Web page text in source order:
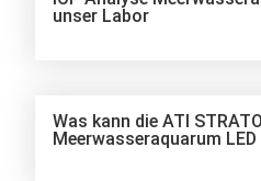
unser Labor
Was kann die ATI
Meerwasseraquarum LED